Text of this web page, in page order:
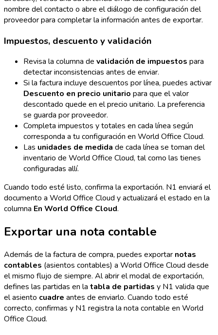
nombre del contacto o abre el diálogo de configuración del
proveedor para completar la información antes de exportar.
Impuestos, descuento y validación
Revisa la columna de validación de impuestos para
detectar inconsistencias antes de enviar.
Si la factura incluye descuentos por línea, puedes activar
Descuento en precio unitario para que el valor
descontado quede en el precio unitario. La preferencia
se guarda por proveedor.
Completa impuestos y totales en cada línea según
corresponda a tu configuración en World Office Cloud.
Las unidades de medida de cada línea se toman del
inventario de World Office Cloud, tal como las tienes
configuradas allí.
Cuando todo esté listo, confirma la exportación. N1 enviará el
documento a World Office Cloud y actualizará el estado en la
columna En World Office Cloud.
Exportar una nota contable
Además de la factura de compra, puedes exportar notas
contables (asientos contables) a World Office Cloud desde
el mismo flujo de siempre. Al abrir el modal de exportación,
defines las partidas en la tabla de partidas y N1 valida que
el asiento cuadre antes de enviarlo. Cuando todo esté
correcto, confirmas y N1 registra la nota contable en World
Office Cloud.